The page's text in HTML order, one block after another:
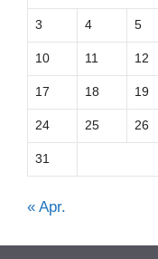
3 4 5
10 11 12
17 18 19
24 25 26
31
« Apr.